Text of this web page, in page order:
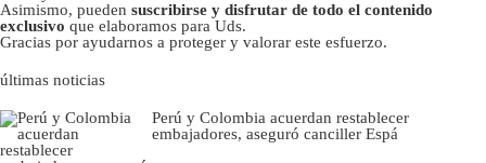
Asimismo, pueden suscribirse y disfrutar de todo el contenido
exclusivo que elaboramos para Uds.
Gracias por ayudarnos a proteger y valorar este esfuerzo.
últimas noticias
Perú y Colombia acuerdan restablecer
embajadores, aseguró canciller Espá